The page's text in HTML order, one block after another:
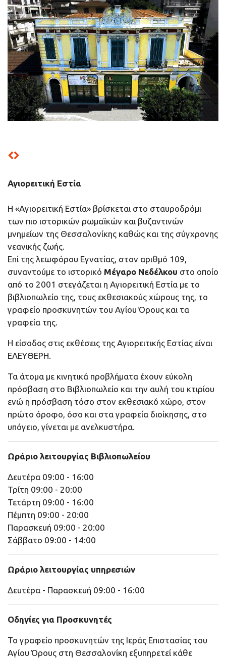
Αγιορειτική Εστία
Η «Αγιορειτική Εστία» βρίσκεται στο σταυροδρόμι
των πιο ιστορικών ρωμαϊκών και βυζαντινών
μνημείων της Θεσσαλονίκης καθώς και της σύγχρονης
νεανικής ζωής.
Επί της λεωφόρου Εγνατίας, στον αριθμό 109,
συναντούμε το ιστορικό Μέγαρο Νεδέλκου στο οποίο
από το 2001 στεγάζεται η Αγιορειτική Εστία με το
βιβλιοπωλείο της, τους εκθεσιακούς χώρους της, το
γραφείο προσκυνητών του Αγίου Όρους και τα
γραφεία της.
Η είσοδος στις εκθέσεις της Αγιορειτικής Εστίας είναι
ΕΛΕΥΘΕΡΗ.
Τα άτομα με κινητικά προβλήματα έχουν εύκολη
πρόσβαση στο Βιβλιοπωλείο και την αυλή του κτιρίου
ενώ η πρόσβαση τόσο στον εκθεσιακό χώρο, στον
πρώτο όροφο, όσο και στα γραφεία διοίκησης, στο
υπόγειο, γίνεται με ανελκυστήρα.
Ωράριο λειτουργίας Βιβλιοπωλείου
Δευτέρα 09:00 - 16:00
Τρίτη 09:00 - 20:00
Τετάρτη 09:00 - 16:00
Πέμπτη 09:00 - 20:00
Παρασκευή 09:00 - 20:00
Σάββατο 09:00 - 14:00
Ωράριο λειτουργίας υπηρεσιών
Δευτέρα - Παρασκευή 09:00 - 16:00
Οδηγίες για Προσκυνητές
Το γραφείο προσκυνητών της Ιεράς Επιστασίας του
Αγίου Όρους στη Θεσσαλονίκη εξυπηρετεί κάθε